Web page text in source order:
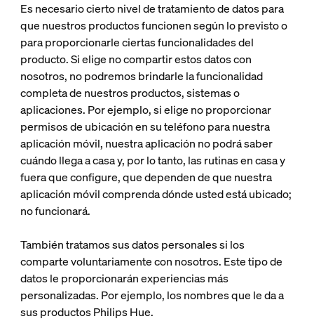
Es necesario cierto nivel de tratamiento de datos para
que nuestros productos funcionen según lo previsto o
para proporcionarle ciertas funcionalidades del
producto. Si elige no compartir estos datos con
nosotros, no podremos brindarle la funcionalidad
completa de nuestros productos, sistemas o
aplicaciones. Por ejemplo, si elige no proporcionar
permisos de ubicación en su teléfono para nuestra
aplicación móvil, nuestra aplicación no podrá saber
cuándo llega a casa y, por lo tanto, las rutinas en casa y
fuera que configure, que dependen de que nuestra
aplicación móvil comprenda dónde usted está ubicado;
no funcionará.
También tratamos sus datos personales si los
comparte voluntariamente con nosotros. Este tipo de
datos le proporcionarán experiencias más
personalizadas. Por ejemplo, los nombres que le da a
sus productos Philips Hue.